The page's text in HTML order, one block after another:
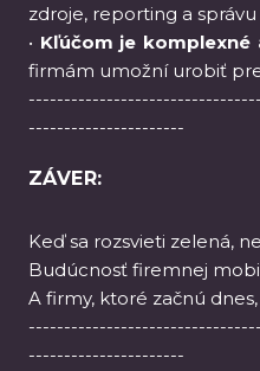
zdroje, reporting a správu
• Kľúčom je komplexné
firmám umožní urobiť
----------------------
ZÁVER:
Keď sa rozsvieti zelená,
Budúcnosť firemnej
A firmy, ktoré začnú
----------------------